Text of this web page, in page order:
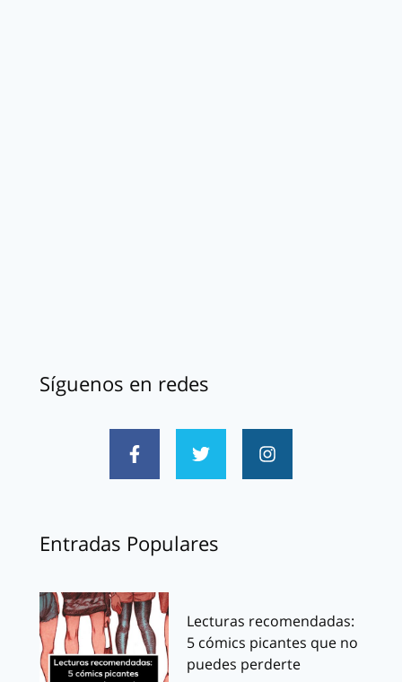
Síguenos en redes
Entradas Populares
Lecturas recomendadas:
5 cómics picantes que no
puedes perderte